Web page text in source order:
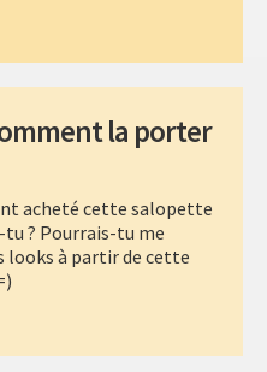
la porter
acheté cette salopette
? Pourrais-tu me
looks à partir de cette